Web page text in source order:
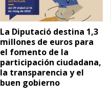
La Diputació destina 1,3
millones de euros para
el fomento de la
participación ciudadana,
la transparencia y el
buen gobierno